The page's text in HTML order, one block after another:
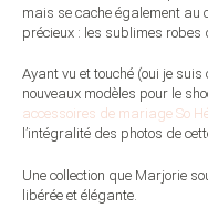
mais se cache également au
précieux : les sublimes robes
Ayant vu et touché (oui je suis
nouveaux modèles pour le
accessoires de mariage So
l’intégralité des photos de
Une collection que Marjorie
libérée et élégante.